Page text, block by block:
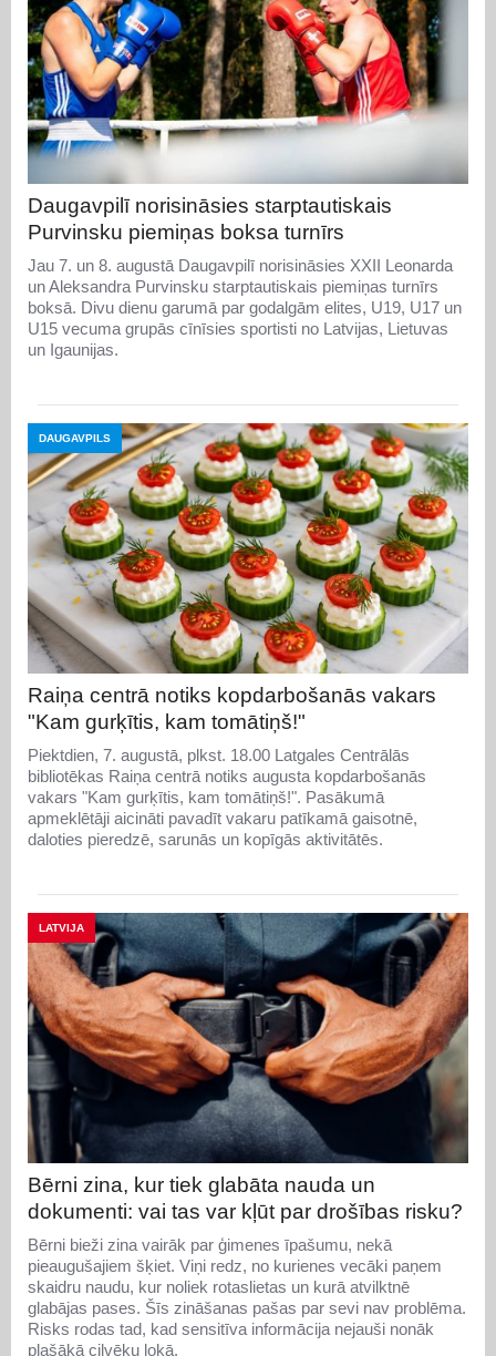
Daugavpilī norisināsies starptautiskais
Purvinsku piemiņas boksa turnīrs
Jau 7. un 8. augustā Daugavpilī norisināsies XXII Leonarda
un Aleksandra Purvinsku starptautiskais piemiņas turnīrs
boksā. Divu dienu garumā par godalgām elites, U19, U17 un
U15 vecuma grupās cīnīsies sportisti no Latvijas, Lietuvas
un Igaunijas.
DAUGAVPILS
Raiņa centrā notiks kopdarbošanās vakars
"Kam gurķītis, kam tomātiņš!"
Piektdien, 7. augustā, plkst. 18.00 Latgales Centrālās
bibliotēkas Raiņa centrā notiks augusta kopdarbošanās
vakars "Kam gurķītis, kam tomātiņš!". Pasākumā
apmeklētāji aicināti pavadīt vakaru patīkamā gaisotnē,
daloties pieredzē, sarunās un kopīgās aktivitātēs.
LATVIJA
Bērni zina, kur tiek glabāta nauda un
dokumenti: vai tas var kļūt par drošības risku?
Bērni bieži zina vairāk par ģimenes īpašumu, nekā
pieaugušajiem šķiet. Viņi redz, no kurienes vecāki paņem
skaidru naudu, kur noliek rotaslietas un kurā atvilktnē
glabājas pases. Šīs zināšanas pašas par sevi nav problēma.
Risks rodas tad, kad sensitīva informācija nejauši nonāk
plašākā cilvēku lokā.